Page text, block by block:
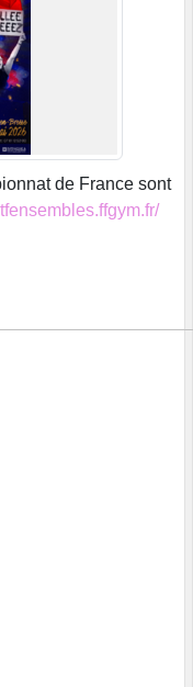
de France sont